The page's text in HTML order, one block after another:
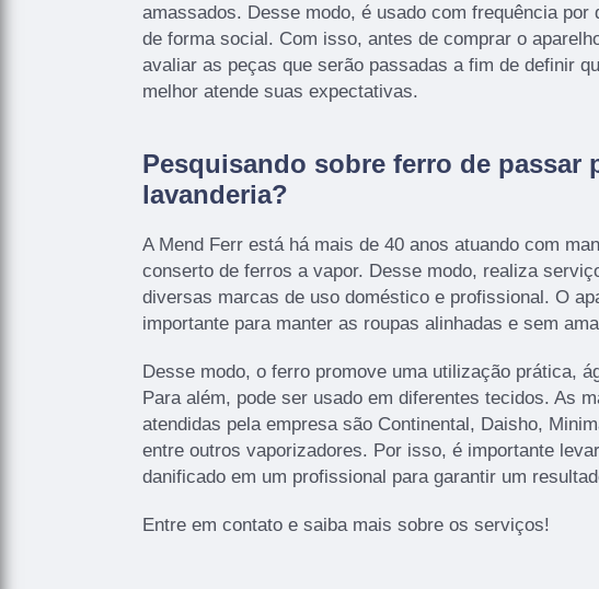
amassados. Desse modo, é usado com frequência por
de forma social. Com isso, antes de comprar o
avaliar as peças que serão passadas a fim de definir
melhor atende suas expectativas.
Pesquisando sobre ferro de passar
lavanderia?
A Mend Ferr está há mais de 40 anos atuando com
conserto de ferros a vapor. Desse modo, realiza
diversas marcas de uso doméstico e profissional. O
importante para manter as roupas alinhadas e sem
Desse modo, o ferro promove uma utilização prática,
Para além, pode ser usado em diferentes tecidos. As
atendidas pela empresa são Continental, Daisho,
entre outros vaporizadores. Por isso, é importante
danificado em um profissional para garantir um
Entre em contato e saiba mais sobre os serviços!